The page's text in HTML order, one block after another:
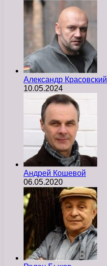
Александр Красовский
10.05.2024
Андрей Кошевой
06.05.2020